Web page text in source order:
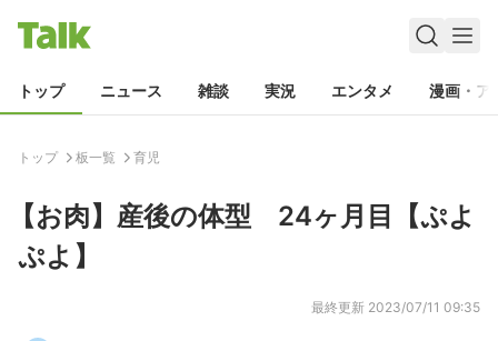
トップ ニュース 雑談 実況 エンタメ 漫画・ア
トップ 板一覧 育児
【お肉】産後の体型 24ヶ月目【ぷよ
ぷよ】
最終更新 2023/07/11 09:35